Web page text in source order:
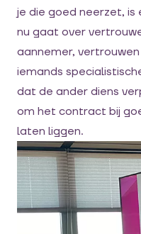
je die goed neerzet, is
nu gaat over
aannemer,
iemands
dat de ander diens
om het contract bij
laten liggen.